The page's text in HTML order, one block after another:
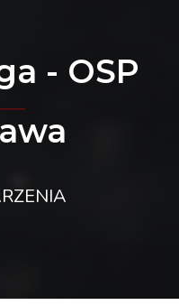
- OSP